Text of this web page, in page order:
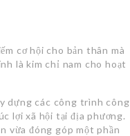
cơ hội cho bản thân mà
là kim chỉ nam cho hoạt
dựng các công trình công
lợi xã hội tại địa phương.
vừa đóng góp một phần